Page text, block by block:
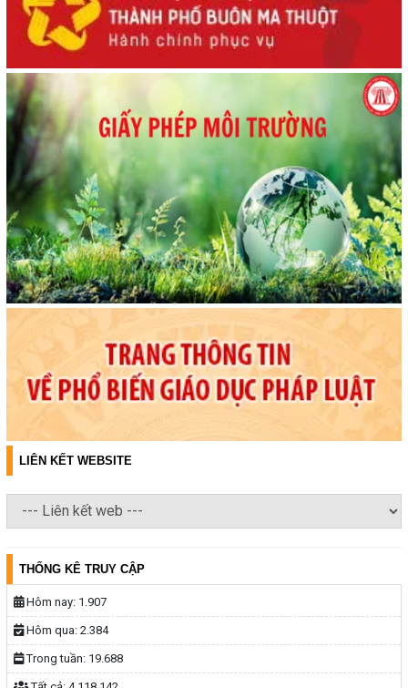
LIÊN KẾT WEBSITE
THỐNG KÊ TRUY CẬP
Hôm nay: 1.907
Hôm qua: 2.384
Trong tuần: 19.688